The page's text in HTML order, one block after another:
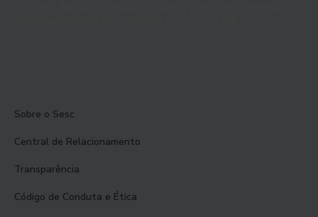
Sobre o Sesc
Central de Relacionamento
Transparência
Código de Conduta e Ética